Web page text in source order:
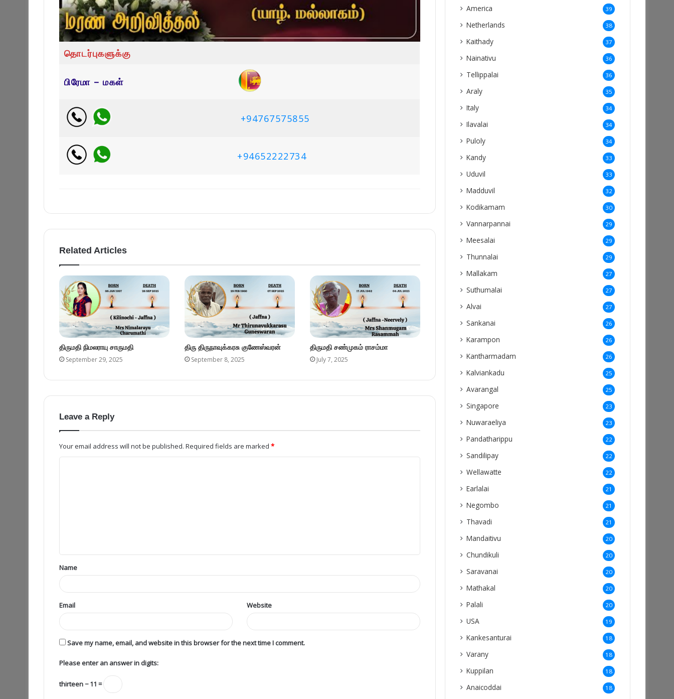
தொடர்புகளுக்கு
பிரேமா – மகள்
+94767575855
+94652222734
Related Articles
திருமதி நிமலராயு சாருமதி
September 29, 2025
திரு திருநாவுக்கரசு குணேஸ்வரன்
September 8, 2025
திருமதி சண்முகம் ராசம்மா
July 7, 2025
Leave a Reply
Your email address will not be published. Required fields are marked *
Name
Email Website
Save my name, email, and website in this browser for the next time I comment.
Please enter an answer in digits:
thirteen − 11 =
America 39
Netherlands 38
Kaithady 37
Nainativu 36
Tellippalai 36
Araly 35
Italy 34
Ilavalai 34
Puloly 34
Kandy 33
Uduvil 33
Madduvil 32
Kodikamam 30
Vannarpannai 29
Meesalai 29
Thunnalai 29
Mallakam 27
Suthumalai 27
Alvai 27
Sankanai 26
Karampon 26
Kantharmadam 26
Kalviankadu 25
Avarangal 25
Singapore 23
Nuwaraeliya 23
Pandatharippu 22
Sandilipay 22
Wellawatte 22
Earlalai 21
Negombo 21
Thavadi 21
Mandaitivu 20
Chundikuli 20
Saravanai 20
Mathakal 20
Palali 20
USA 19
Kankesanturai 18
Varany 18
Kuppilan 18
Anaicoddai 18